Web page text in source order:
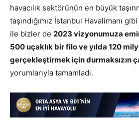
havacılık sektörünün en büyük
taşındığımız İstanbul Havalimanı
ile bizler de 2023 vizyonumuza
500 uçaklık bir filo ve yılda 120
gerçekleştirmek için durmaksızın
yorumlarıyla tamamladı.